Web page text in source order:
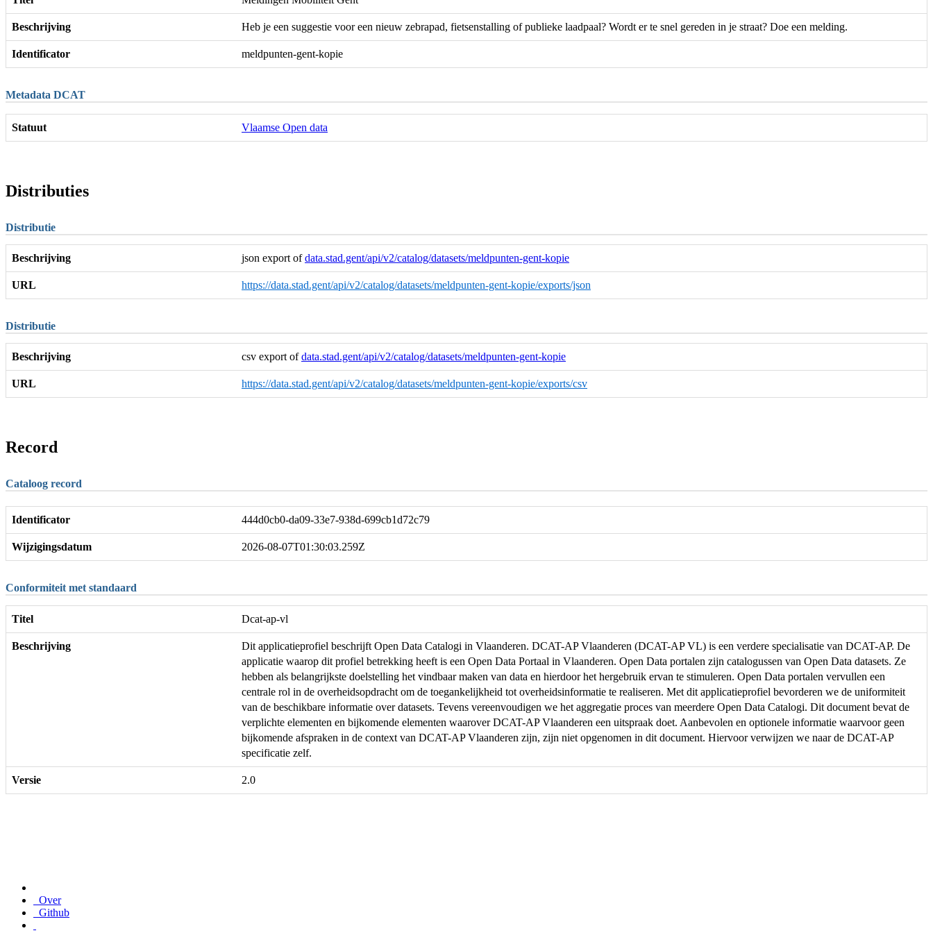
Beschrijving Heb je een suggestie voor een nieuw zebrapad, fietsenstalling of publieke laadpaal? Wordt er te snel gereden in je straat? Doe een melding.
Identificator meldpunten-gent-kopie
Metadata DCAT
Statuut Vlaamse Open data
Distributies
Distributie
Beschrijving json export ofdata.stad.gent/api/v2/catalog/datasets/meldpunten-gent-kopie
URL https://data.stad.gent/api/v2/catalog/datasets/meldpunten-gent-kopie/exports/json
Distributie
Beschrijving csv export ofdata.stad.gent/api/v2/catalog/datasets/meldpunten-gent-kopie
URL https://data.stad.gent/api/v2/catalog/datasets/meldpunten-gent-kopie/exports/csv
Record
Cataloog record
Identificator 444d0cb0-da09-33e7-938d-699cb1d72c79
Wijzigingsdatum 2026-08-07T01:30:03.259Z
Conformiteit met standaard
Titel Dcat-ap-vl
Beschrijving
Dit applicatieprofiel beschrijft Open Data Catalogi in Vlaanderen. DCAT-AP Vlaanderen (DCAT-AP VL) is een verdere specialisatie van DCAT-AP. De
applicatie waarop dit profiel betrekking heeft is een Open Data Portaal in Vlaanderen. Open Data portalen zijn catalogussen van Open Data datasets. Ze
hebben als belangrijkste doelstelling het vindbaar maken van data en hierdoor het hergebruik ervan te stimuleren. Open Data portalen vervullen een
centrale rol in de overheidsopdracht om de toegankelijkheid tot overheidsinformatie te realiseren. Met dit applicatieprofiel bevorderen we de uniformiteit
van de beschikbare informatie over datasets. Tevens vereenvoudigen we het aggregatie proces van meerdere Open Data Catalogi. Dit document bevat de
verplichte elementen en bijkomende elementen waarover DCAT-AP Vlaanderen een uitspraak doet. Aanbevolen en optionele informatie waarvoor geen
bijkomende afspraken in de context van DCAT-AP Vlaanderen zijn, zijn niet opgenomen in dit document. Hiervoor verwijzen we naar de DCAT-AP
specificatie zelf.
Versie 2.0
Over
Github